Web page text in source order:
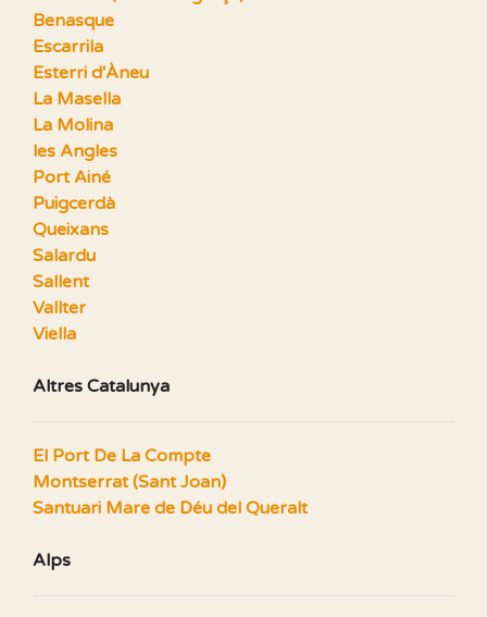
Benasque
Escarrila
Esterri d'Àneu
La Masella
La Molina
les Angles
Port Ainé
Puigcerdà
Queixans
Salardu
Sallent
Vallter
Viella
Altres Catalunya
El Port De La Compte
Montserrat (Sant Joan)
Santuari Mare de Déu del Queralt
Alps